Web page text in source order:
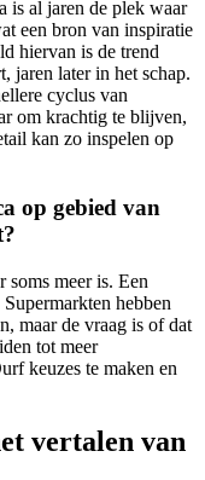
is al jaren de plek waar
een bron van inspiratie
hiervan is de trend
jaren later in het schap.
cyclus van
om krachtig te blijven,
kan zo inspelen op
op gebied van
meer is. Een
hebben
maar de vraag is of dat
tot meer
keuzes te maken en
vertalen van